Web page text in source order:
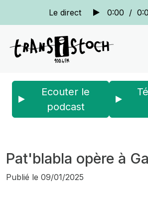
Le direct 0:00 /
Ecouter le
podcast
Pat'blabla opère à
Publié le 09/01/2025